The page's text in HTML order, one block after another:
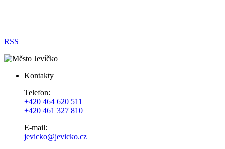
RSS
Kontakty
Telefon:
+420 464 620 511
+420 461 327 810
E-mail:
jevicko@jevicko.cz